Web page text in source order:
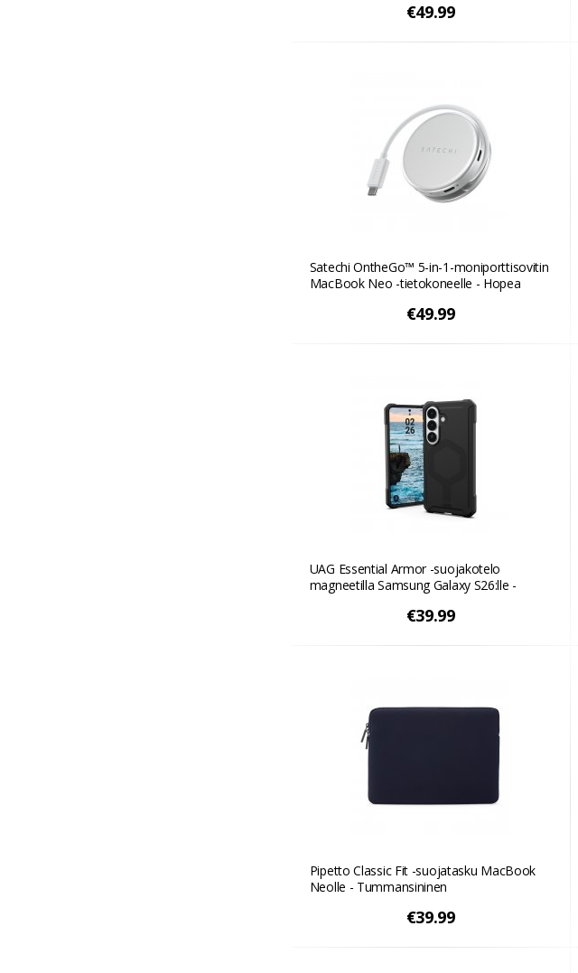
€49.99
Satechi OntheGo™ 5-in-1-moniporttisovitin
MacBook Neo -tietokoneelle - Hopea
€49.99
UAG Essential Armor -suojakotelo
magneetilla Samsung Galaxy S26:lle -
€39.99
Pipetto Classic Fit -suojatasku MacBook
Neolle - Tummansininen
€39.99